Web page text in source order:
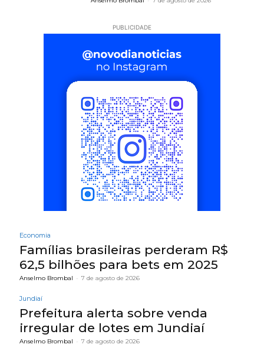
PUBLICIDADE
Economia
Famílias brasileiras perderam R$
62,5 bilhões para bets em 2025
Anselmo Brombal - 7 de agosto de 2026
Jundiaí
Prefeitura alerta sobre venda
irregular de lotes em Jundiaí
Anselmo Brombal - 7 de agosto de 2026